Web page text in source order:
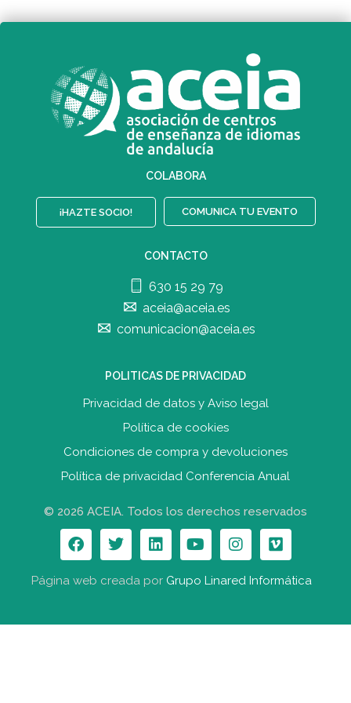
COLABORA
¡HAZTE SOCIO! COMUNICA TU EVENTO
CONTACTO
630 15 29 79
aceia@aceia.es
comunicacion@aceia.es
POLITICAS DE PRIVACIDAD
Privacidad de datos y Aviso legal
Política de cookies
Condiciones de compra y devoluciones
Política de privacidad Conferencia Anual
© 2026 ACEIA. Todos los derechos reservados
Página web creada por Grupo Linared Informática